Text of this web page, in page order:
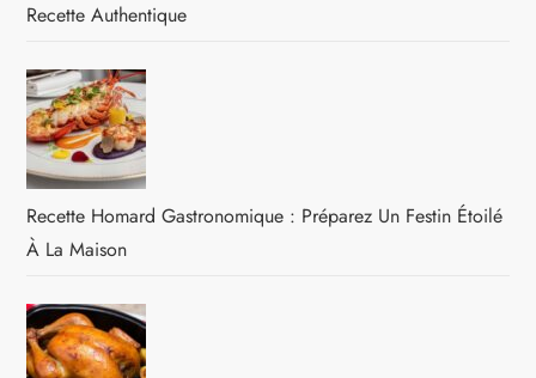
Recette Authentique
Recette Homard Gastronomique : Préparez Un Festin Étoilé
À La Maison